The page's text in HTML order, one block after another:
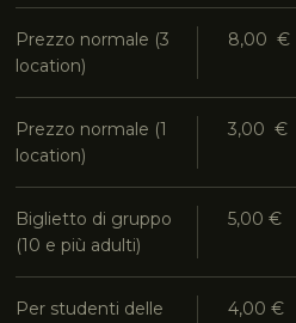
Prezzo normale (3
location)
8,00 €
Prezzo normale (1
location)
3,00 €
Biglietto di gruppo
(10 e più adulti)
5,00 €
Per studenti delle
4,00 €